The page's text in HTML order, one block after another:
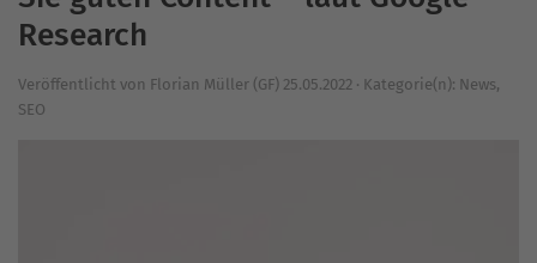
Research
Veröffentlicht von Florian Müller (GF) 25.05.2022 · Kategorie(n): News,
SEO